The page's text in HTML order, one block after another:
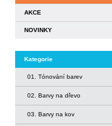
AKCE
NOVINKY
Kategorie
01. Tónování barev
02. Barvy na dřevo
03. Barvy na kov